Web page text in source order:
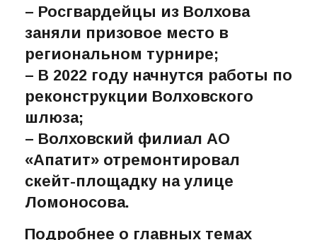
– Росгвардейцы из Волхова
заняли призовое место в
региональном турнире;
– В 2022 году начнутся работы по
реконструкции Волховского
шлюза;
– Волховский филиал АО
«Апатит» отремонтировал
скейт-площадку на улице
Ломоносова.
Подробнее о главных темах